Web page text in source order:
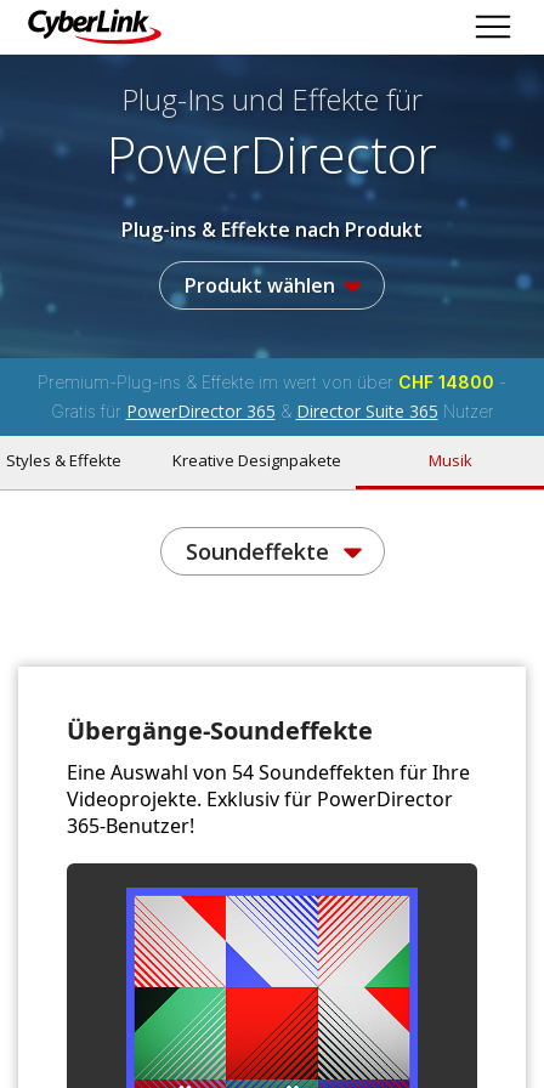
Plug-Ins und Effekte für
PowerDirector
Plug-ins & Effekte nach Produkt
Produkt wählen
Premium-Plug-ins & Effekte im wert von über CHF 14800 -
Gratis für PowerDirector 365 & Director Suite 365 Nutzer
Styles & Effekte Kreative Designpakete Musik
Soundeffekte
Übergänge-Soundeffekte
Eine Auswahl von 54 Soundeffekten für Ihre
Videoprojekte. Exklusiv für PowerDirector
365-Benutzer!